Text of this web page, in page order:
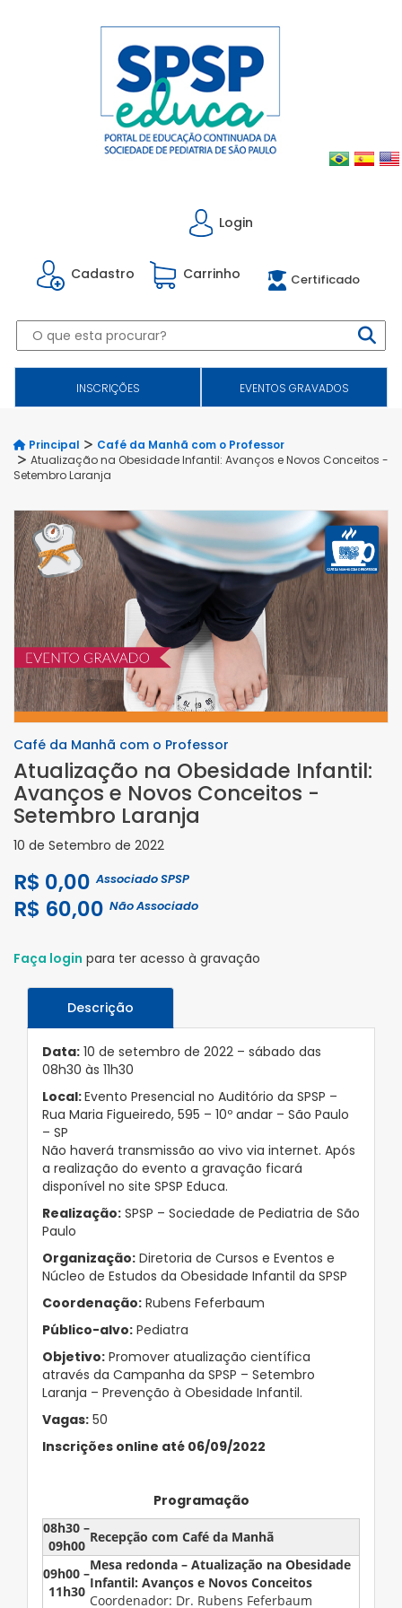
Login
Cadastro Carrinho Certificado
INSCRIÇÕES EVENTOS GRAVADOS
Principal
Café da Manhã com o Professor
Atualização na Obesidade Infantil: Avanços e Novos Conceitos -
Setembro Laranja
Café da Manhã com o Professor
Atualização na Obesidade Infantil:
Avanços e Novos Conceitos -
Setembro Laranja
10 de Setembro de 2022
Associado SPSP
R$ 0,00
Não Associado
R$ 60,00
Faça login para ter acesso à gravação
Descrição
Data: 10 de setembro de 2022 – sábado das
08h30 às 11h30
Local:Evento Presencial no Auditório da SPSP –
Rua Maria Figueiredo, 595 – 10º andar – São Paulo
– SP
Não haverá transmissão ao vivo via internet. Após
a realização do evento a gravação ficará
disponível no site SPSP Educa.
Realização: SPSP – Sociedade de Pediatria de São
Paulo
Organização: Diretoria de Cursos e Eventos e
Núcleo de Estudos da Obesidade Infantil da SPSP
Coordenação: Rubens Feferbaum
Público-alvo: Pediatra
Objetivo: Promover atualização científica
através da Campanha da SPSP – Setembro
Laranja – Prevenção à Obesidade Infantil.
Vagas: 50
Inscrições online até 06/09/2022
Programação
08h30 –
09h00
Recepção com Café da Manhã
09h00 –
11h30
Mesa redonda – Atualização na Obesidade
Infantil: Avanços e Novos Conceitos
Coordenador: Dr. Rubens Feferbaum